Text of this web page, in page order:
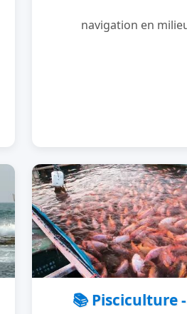
navigation en
📚 Pisciculture